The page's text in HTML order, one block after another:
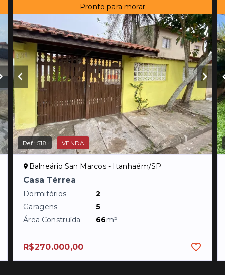
Pronto para morar
Ref.:518 VENDA
Balneário San Marcos - Itanhaém/SP
Casa Térrea
Dormitórios
2
Garagens
5
Área Construída
66m²
R$270.000,00